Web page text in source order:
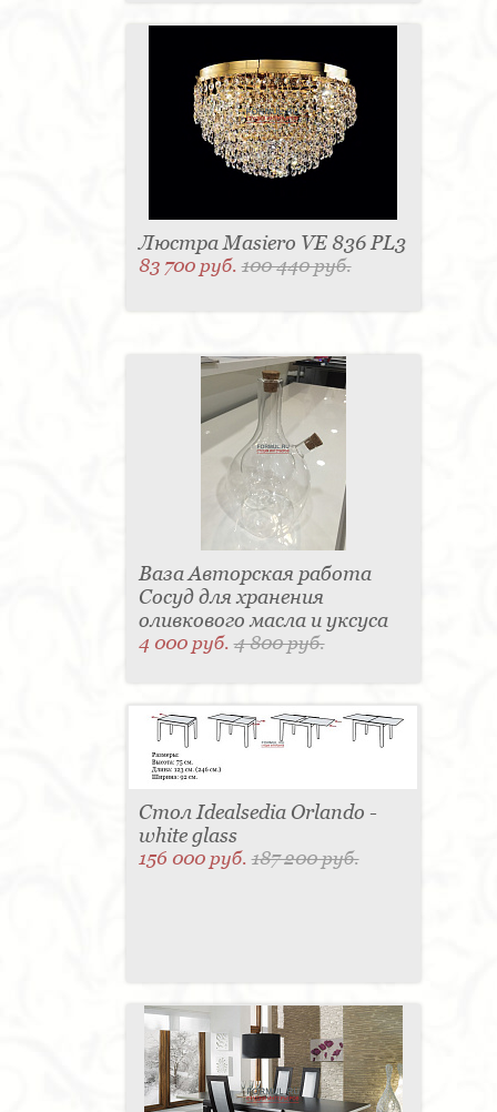
Люстра Masiero VE 836 PL3
83 700 руб.100 440 руб.
Ваза Авторская работа
Сосуд для хранения
оливкового масла и уксуса
4 000 руб.4 800 руб.
Стол Idealsedia Orlando -
white glass
156 000 руб.187 200 руб.